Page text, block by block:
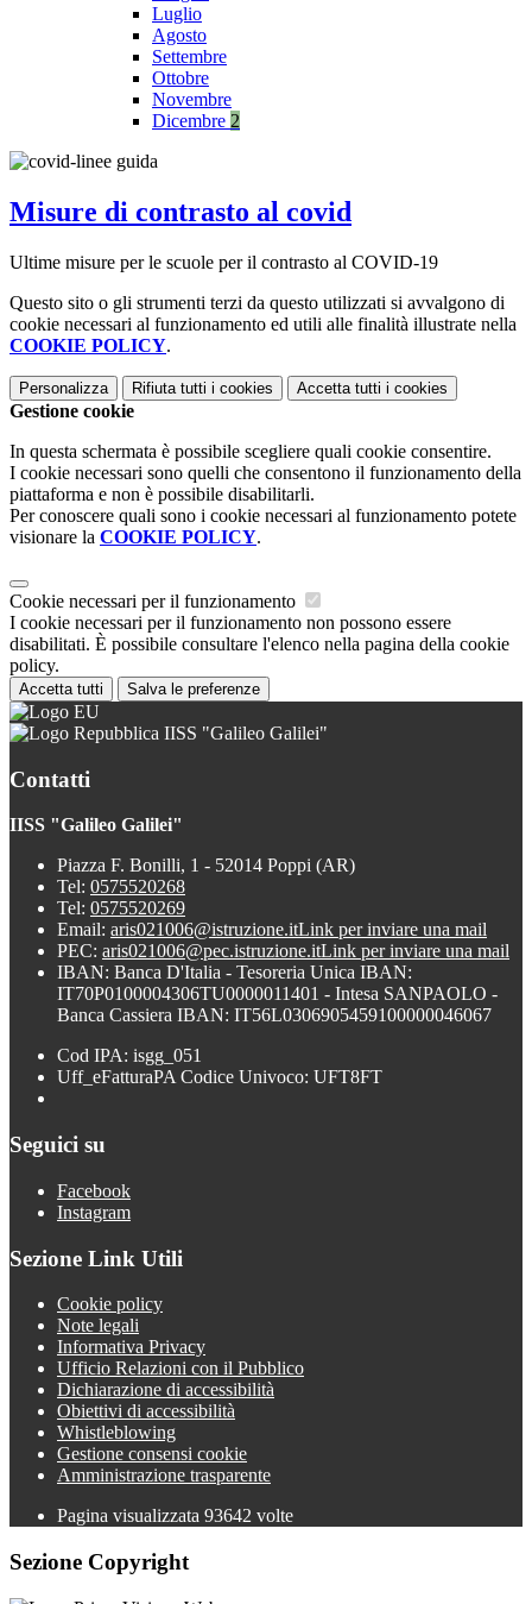
Luglio
Agosto
Settembre
Ottobre
Novembre
Dicembre 2
Misure di contrasto al covid
Ultime misure per le scuole per il contrasto al COVID-19
Questo sito o gli strumenti terzi da questo utilizzati si avvalgono di
cookie necessari al funzionamento ed utili alle finalità illustrate nella
COOKIE POLICY.
Personalizza Rifiuta tutti i cookies Accetta tutti i cookies
Gestione cookie
In questa schermata è possibile scegliere quali cookie consentire.
I cookie necessari sono quelli che consentono il funzionamento della
piattaforma e non è possibile disabilitarli.
Per conoscere quali sono i cookie necessari al funzionamento potete
visionare la COOKIE POLICY.
Cookie necessari per il funzionamento
I cookie necessari per il funzionamento non possono essere
disabilitati. È possibile consultare l'elenco nella pagina della cookie
policy.
Accetta tutti Salva le preferenze
IISS "Galileo Galilei"
Contatti
IISS "Galileo Galilei"
Piazza F. Bonilli, 1 - 52014 Poppi (AR)
Tel: 0575520268
Tel: 0575520269
Email: aris021006@istruzione.itLink per inviare una mail
PEC: aris021006@pec.istruzione.itLink per inviare una mail
IBAN: Banca D'Italia - Tesoreria Unica IBAN:
IT70P0100004306TU0000011401 - Intesa SANPAOLO -
Banca Cassiera IBAN: IT56L0306905459100000046067
Cod IPA: isgg_051
Uff_eFatturaPA Codice Univoco: UFT8FT
Seguici su
Facebook
Instagram
Sezione Link Utili
Cookie policy
Note legali
Informativa Privacy
Ufficio Relazioni con il Pubblico
Dichiarazione di accessibilità
Obiettivi di accessibilità
Whistleblowing
Gestione consensi cookie
Amministrazione trasparente
Pagina visualizzata 93642 volte
Sezione Copyright